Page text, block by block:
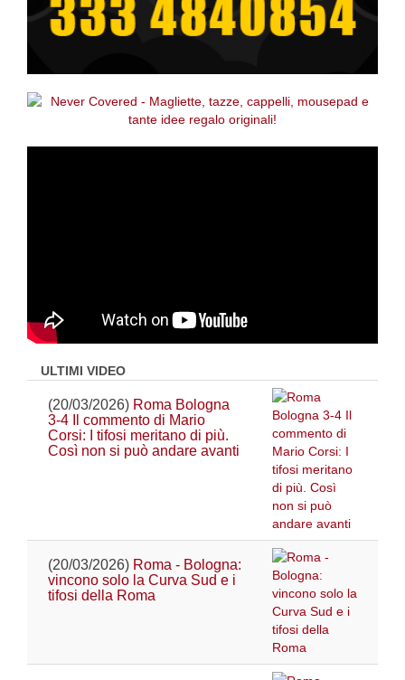
ULTIMI VIDEO
(20/03/2026) Roma Bologna
3-4 Il commento di Mario
Corsi: I tifosi meritano di più.
Così non si può andare avanti
(20/03/2026) Roma - Bologna:
vincono solo la Curva Sud e i
tifosi della Roma